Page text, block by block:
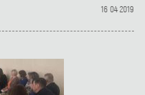
16 04 2019